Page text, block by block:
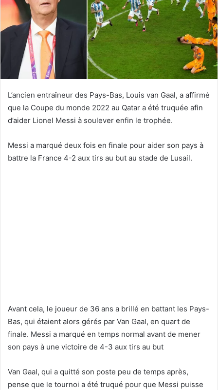
L’ancien entraîneur des Pays-Bas, Louis van Gaal, a affirmé
que la Coupe du monde 2022 au Qatar a été truquée afin
d’aider Lionel Messi à soulever enfin le trophée.
Messi a marqué deux fois en finale pour aider son pays à
battre la France 4-2 aux tirs au but au stade de Lusail.
Avant cela, le joueur de 36 ans a brillé en battant les Pays-
Bas, qui étaient alors gérés par Van Gaal, en quart de
finale. Messi a marqué en temps normal avant de mener
son pays à une victoire de 4-3 aux tirs au but
Van Gaal, qui a quitté son poste peu de temps après,
pense que le tournoi a été truqué pour que Messi puisse